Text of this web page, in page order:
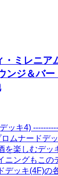
ミレニア
ンジ＆バ
ッキ4)
ムナードデ
を楽しむデッ
ニングもこ
デッキ(4F)の